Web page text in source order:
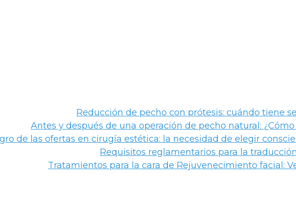
Reducción de pecho con prótesis: cuándo tiene
Antes y después de una operación de pecho natural:
de las ofertas en cirugía estética: la necesidad de elegir
Requisitos reglamentarios para la
Tratamientos para la cara de Rejuvenecimiento facial: